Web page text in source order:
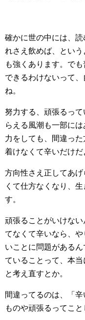
確かに世の中には、
れさえ飲めば、とい
も強くあります。で
できるわけないって
ね。
努力する、頑張るっ
らえる風潮も一部に
力をしても、間違っ
着けなくて辛いだけだ
方向性さえ正してあ
くて仕方なくなり、
す。
頑張ることがいけな
てなくて辛いなら、
いことに問題がある
ていることって、本
と考え直すとか。
間違ってるのは、「
ものや頑張るってこと